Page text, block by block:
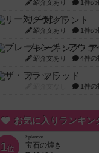
紹介文あり 1件の
リー対グラント
紹介文あり 1件の
ブレーキング・ア
紹介文あり 4件の
ザ・フラッド
1件の
お気に入りランキン
1位
Splendor
宝石の煌き